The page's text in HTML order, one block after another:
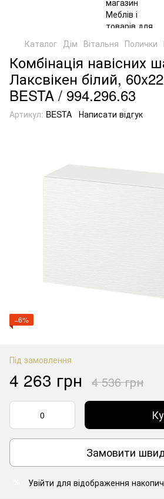
Каталог Дім Вітальня Полички
Комбінація навісних
Лаксвікен білий,
BESTA / 994.296.63
Артикул: BESTA Написати відгук
−6%
Під замовлення
4 263 грн 4 536 грн
Замовити
Увійти для відображення